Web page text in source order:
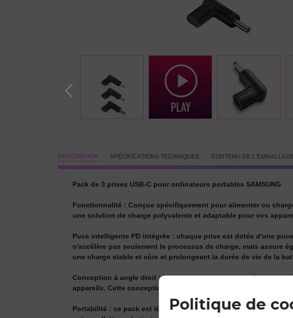
DESCRIPTION SPÉCIFICATIONS TECHNIQUES CONTENU DE
Pack de 3 prises USB-C pour ordinateurs portables SAMSUNG
Fonctionnalité : Conçue spécifiquement pour alimenter ou
une solution de charge polyvalente et adaptable pour vos
Puce intelligente PD intégrée : chaque prise est dotée d'une
n'accélère pas seulement le processus de charge, mais assure
une charge stable et sûre et prolongeant la durée de vie de la
Conception à angle droit : les broches sont conçues à angle
appareils. Cette conception facilite également l'insertion du
Portabilité : ce pack est léger et compact, ce qui le rend facile à
Politique de